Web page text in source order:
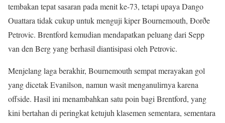
tembakan tepat sasaran pada menit ke-73, tetapi upaya Dango
Ouattara tidak cukup untuk menguji kiper Bournemouth, Ðorðe
Petrovic. Brentford kemudian mendapatkan peluang dari Sepp
van den Berg yang berhasil diantisipasi oleh Petrovic.
Menjelang laga berakhir, Bournemouth sempat merayakan gol
yang dicetak Evanilson, namun wasit menganulirnya karena
offside. Hasil ini menambahkan satu poin bagi Brentford, yang
kini bertahan di peringkat ketujuh klasemen sementara, sementara